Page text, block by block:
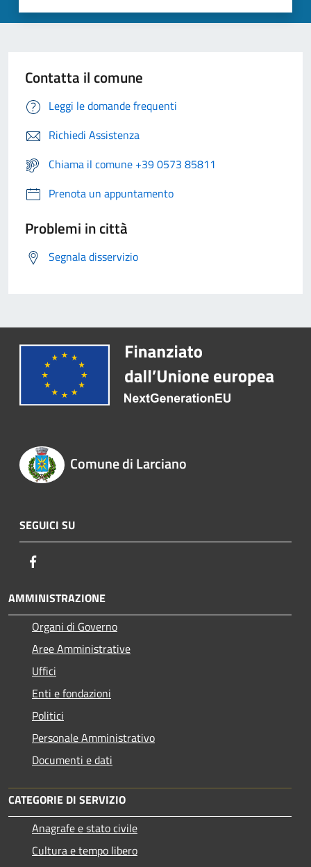
Contatta il comune
Leggi le domande frequenti
Richiedi Assistenza
Chiama il comune +39 0573 85811
Prenota un appuntamento
Problemi in città
Segnala disservizio
Comune di Larciano
SEGUICI SU
AMMINISTRAZIONE
Organi di Governo
Aree Amministrative
Uffici
Enti e fondazioni
Politici
Personale Amministrativo
Documenti e dati
CATEGORIE DI SERVIZIO
Anagrafe e stato civile
Cultura e tempo libero